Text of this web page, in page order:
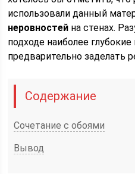
использовали данный
неровностей на стенах.
подходе наиболее
предварительно заделать
Содержание
Сочетание с обоями
Вывод